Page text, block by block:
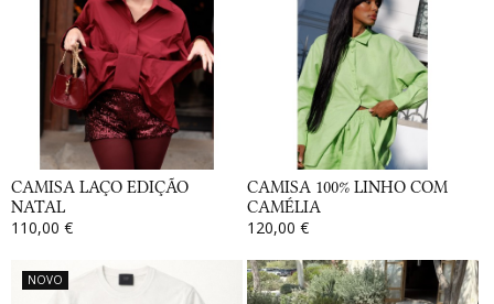
CAMISA LAÇO EDIÇÃO
NATAL
110,00 €
CAMISA 100% LINHO COM
CAMÉLIA
120,00 €
NOVO